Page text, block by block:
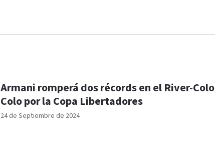
24 de Septiembre de 2024
Armani romperá dos récords en el River-Colo
Colo por la Copa Libertadores